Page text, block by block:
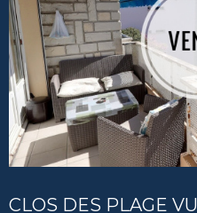
CLOS DES PLAGE